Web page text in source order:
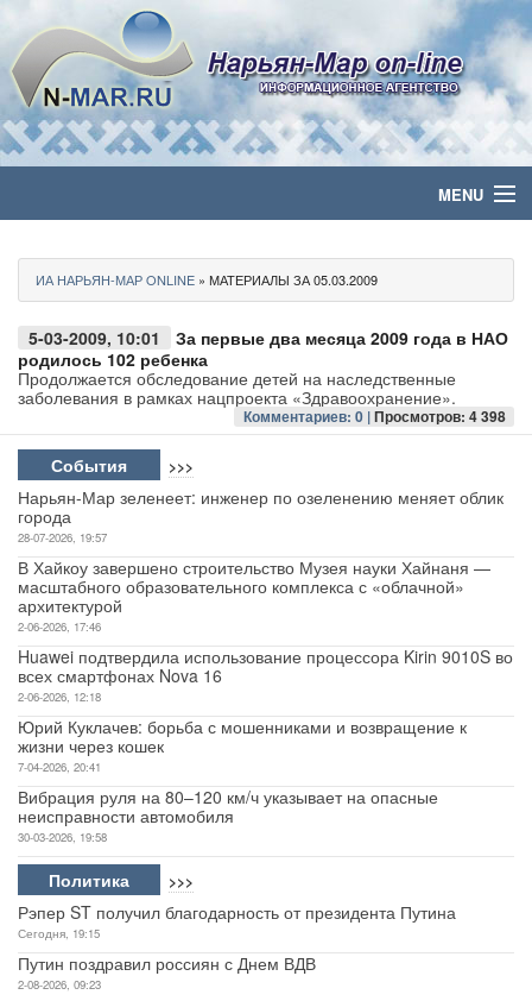
MENU
Политика
Бизнес
Общество
Культура
Медиа
Авто
Спорт
Контакты
ИА НАРЬЯН-МАР ONLINE » МАТЕРИАЛЫ ЗА 05.03.2009
5-03-2009, 10:01
За первые два месяца 2009 года в НАО
родилось 102 ребенка
Продолжается обследование детей на наследственные
заболевания в рамках нацпроекта «Здравоохранение».
Комментариев: 0 |Просмотров: 4 398
События >>>
Нарьян-Мар зеленеет: инженер по озеленению меняет облик
города
28-07-2026, 19:57
В Хайкоу завершено строительство Музея науки Хайнаня —
масштабного образовательного комплекса с «облачной»
архитектурой
2-06-2026, 17:46
Huawei подтвердила использование процессора Kirin 9010S во
всех смартфонах Nova 16
2-06-2026, 12:18
Юрий Куклачев: борьба с мошенниками и возвращение к
жизни через кошек
7-04-2026, 20:41
Вибрация руля на 80–120 км/ч указывает на опасные
неисправности автомобиля
30-03-2026, 19:58
Политика >>>
Рэпер ST получил благодарность от президента Путина
Сегодня, 19:15
Путин поздравил россиян с Днем ВДВ
2-08-2026, 09:23